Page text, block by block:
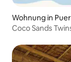
Wohnung in
Coco Sands